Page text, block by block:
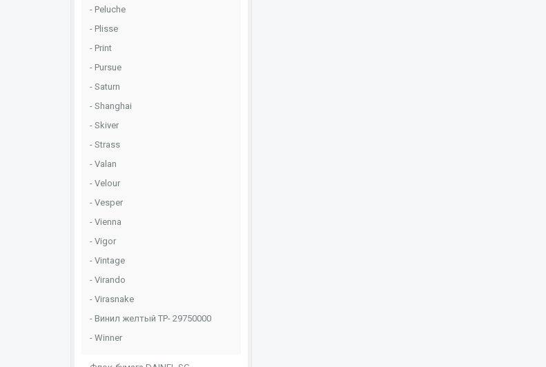
Peluche
Plisse
Print
Pursue
Saturn
Shanghai
Skiver
Strass
Valan
Velour
Vesper
Vienna
Vigor
Vintage
Virando
Virasnake
Винил желтый ТР- 29750000
Winner